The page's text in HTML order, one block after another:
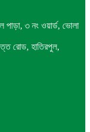
৩ নং ওয়ার্ড, ভোলা
রোড, হাতিরপুল,